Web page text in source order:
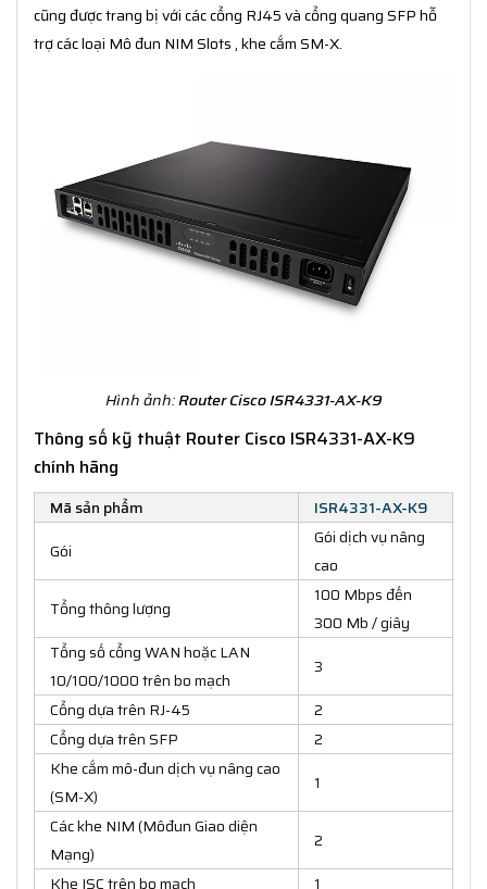
cũng được trang bị với các cổng RJ45 và cổng quang SFP hỗ
trợ các loại Mô đun NIM Slots , khe cắm SM-X.
Hình ảnh:Router Cisco ISR4331-AX-K9
Thông số kỹ thuật Router Cisco ISR4331-AX-K9
chính hãng
Mã sản phẩm
ISR4331-AX-K9
Gói
Gói dịch vụ nâng
cao
Tổng thông lượng
100 Mbps đến
300 Mb / giây
Tổng số cổng WAN hoặc LAN
10/100/1000 trên bo mạch
3
Cổng dựa trên RJ-45
2
Cổng dựa trên SFP
2
Khe cắm mô-đun dịch vụ nâng cao
(SM-X)
1
Các khe NIM (Môđun Giao diện
Mạng)
2
Khe ISC trên bo mạch
1